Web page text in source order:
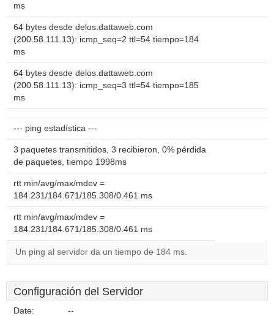
ms
64 bytes desde delos.dattaweb.com
(200.58.111.13): icmp_seq=2 ttl=54 tiempo=184
ms
64 bytes desde delos.dattaweb.com
(200.58.111.13): icmp_seq=3 ttl=54 tiempo=185
ms
--- ping estadística ---
3 paquetes transmitidos, 3 recibieron, 0% pérdida
de paquetes, tiempo 1998ms
rtt min/avg/max/mdev =
184.231/184.671/185.308/0.461 ms
rtt min/avg/max/mdev =
184.231/184.671/185.308/0.461 ms
Un ping al servidor da un tiempo de 184 ms.
Configuración del Servidor
Date: --